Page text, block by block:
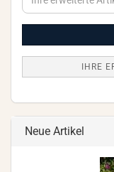
erweiterte
IHRE
Neue Artikel